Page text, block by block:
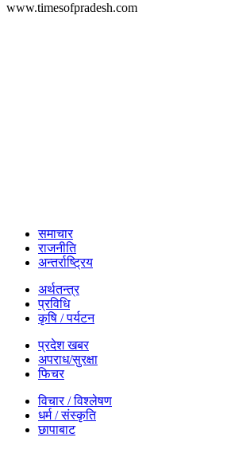
www.timesofpradesh.com
समाचार
राजनीति
अन्तर्राष्ट्रिय
अर्थतन्त्र
प्रविधि
कृषि / पर्यटन
प्रदेश खबर
अपराध/सुरक्षा
फिचर
विचार / विश्लेषण
धर्म / संस्कृति
छापाबाट